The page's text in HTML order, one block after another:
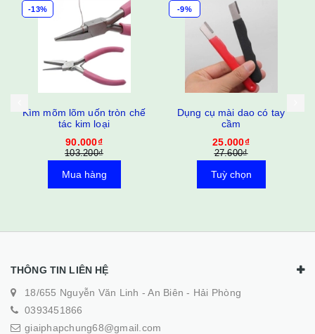
-13%
Kìm mõm lõm uốn tròn chế
tác kim loại
90.000₫
103.200₫
Mua hàng
-9%
Dụng cụ mài dao có tay
cầm
25.000₫
27.600₫
Tuỳ chọn
THÔNG TIN LIÊN HỆ
18/655 Nguyễn Văn Linh - An Biên - Hải Phòng
0393451866
giaiphapchung68@gmail.com